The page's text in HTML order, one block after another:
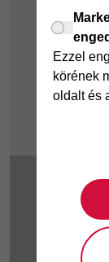
Ezzel
körének
oldalt és
Zöldebb
Fizetési
2025 ©
Cofidis
1062
Teréz